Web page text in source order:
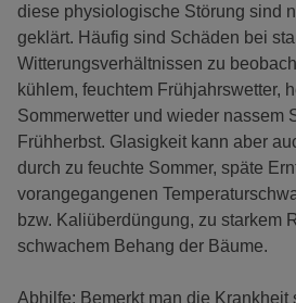
diese physiologische Störung sind
geklärt. Häufig sind Schäden bei
Witterungsverhältnissen zu
kühlem, feuchtem Frühjahrswetter,
Sommerwetter und wieder nassem
Frühherbst. Glasigkeit kann aber
durch zu feuchte Sommer, späte
vorangegangenen
bzw. Kaliüberdüngung, zu starkem
schwachem Behang der Bäume.
Abhilfe: Bemerkt man die Krankheit